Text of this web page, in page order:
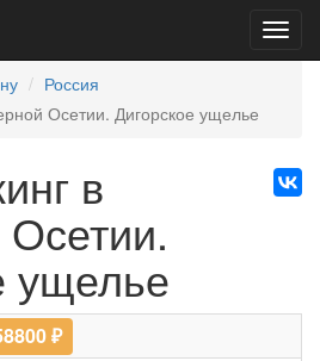
Россия
Осетии. Дигорское ущелье
в
ущелье
₽